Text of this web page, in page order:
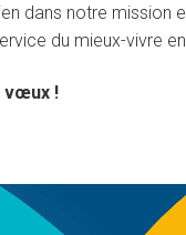
dans notre mission
du mieux-vivre
vœux !